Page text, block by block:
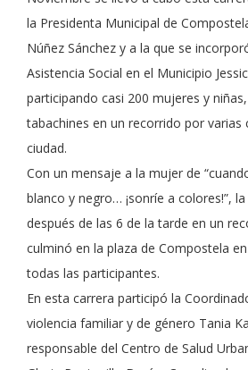
la Presidenta Municipal de
Núñez Sánchez y a la que se
Asistencia Social en el Municipio
participando casi 200 mujeres y
tabachines en un recorrido por varias
ciudad.
Con un mensaje a la mujer de
blanco y negro… ¡sonríe a colores!”,
después de las 6 de la tarde en un
culminó en la plaza de Compostela
todas las participantes.
En esta carrera participó la
violencia familiar y de género Tania
responsable del Centro de Salud